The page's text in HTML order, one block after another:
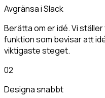
Avgränsa i Slack
Berätta om er idé. Vi
funktion som bevisar att
viktigaste steget.
02
Designa snabbt